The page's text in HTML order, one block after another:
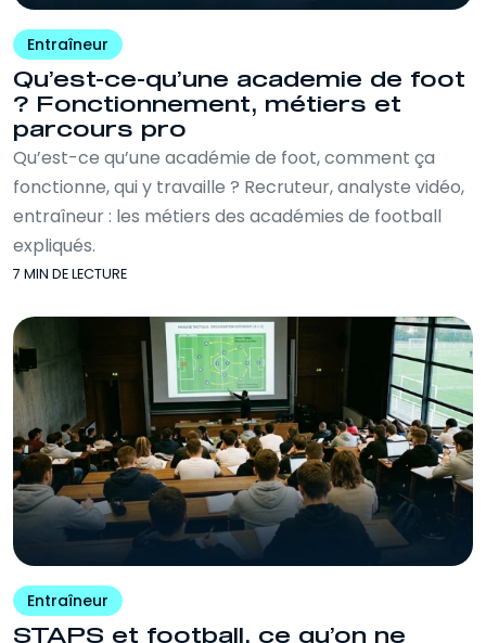
Entraîneur
Qu’est-ce-qu’une academie de foot
? Fonctionnement, métiers et
parcours pro
Qu’est-ce qu’une académie de foot, comment ça
fonctionne, qui y travaille ? Recruteur, analyste vidéo,
entraîneur : les métiers des académies de football
expliqués.
7 MIN DE LECTURE
Entraîneur
STAPS et football, ce qu’on ne